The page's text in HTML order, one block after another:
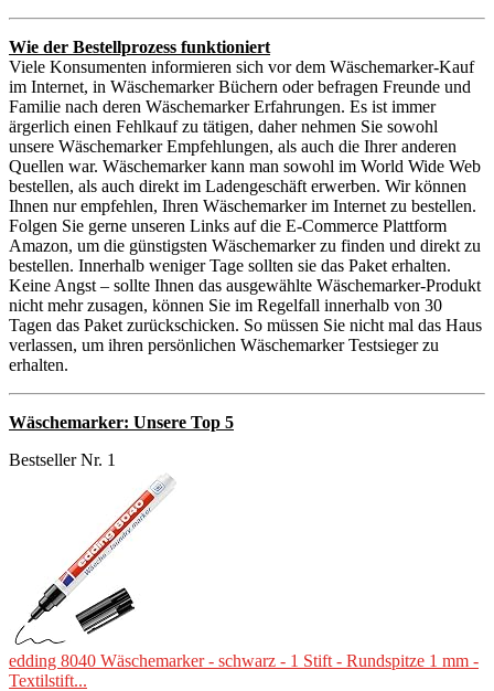
Wie der Bestellprozess funktioniert
Viele Konsumenten informieren sich vor dem Wäschemarker-Kauf
im Internet, in Wäschemarker Büchern oder befragen Freunde und
Familie nach deren Wäschemarker Erfahrungen. Es ist immer
ärgerlich einen Fehlkauf zu tätigen, daher nehmen Sie sowohl
unsere Wäschemarker Empfehlungen, als auch die Ihrer anderen
Quellen war. Wäschemarker kann man sowohl im World Wide Web
bestellen, als auch direkt im Ladengeschäft erwerben. Wir können
Ihnen nur empfehlen, Ihren Wäschemarker im Internet zu bestellen.
Folgen Sie gerne unseren Links auf die E-Commerce Plattform
Amazon, um die günstigsten Wäschemarker zu finden und direkt zu
bestellen. Innerhalb weniger Tage sollten sie das Paket erhalten.
Keine Angst – sollte Ihnen das ausgewählte Wäschemarker-Produkt
nicht mehr zusagen, können Sie im Regelfall innerhalb von 30
Tagen das Paket zurückschicken. So müssen Sie nicht mal das Haus
verlassen, um ihren persönlichen Wäschemarker Testsieger zu
erhalten.
Wäschemarker: Unsere Top 5
Bestseller Nr. 1
edding 8040 Wäschemarker - schwarz - 1 Stift - Rundspitze 1 mm -
Textilstift...